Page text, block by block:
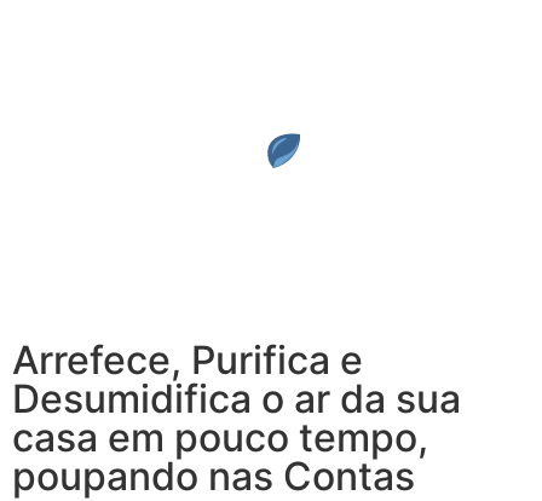
Arrefece, Purifica e
Desumidifica o ar da sua
casa em pouco tempo,
poupando nas Contas